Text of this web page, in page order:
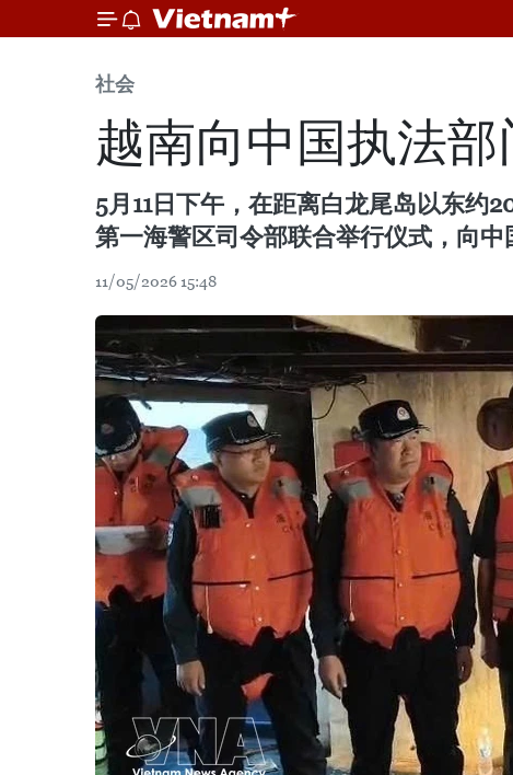
社会
越南向中国执法
5月11日下午，在距离白龙尾岛以东约
第一海警区司令部联合举行仪式，向
11/05/2026 15:48